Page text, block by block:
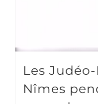
Les
Nîmes